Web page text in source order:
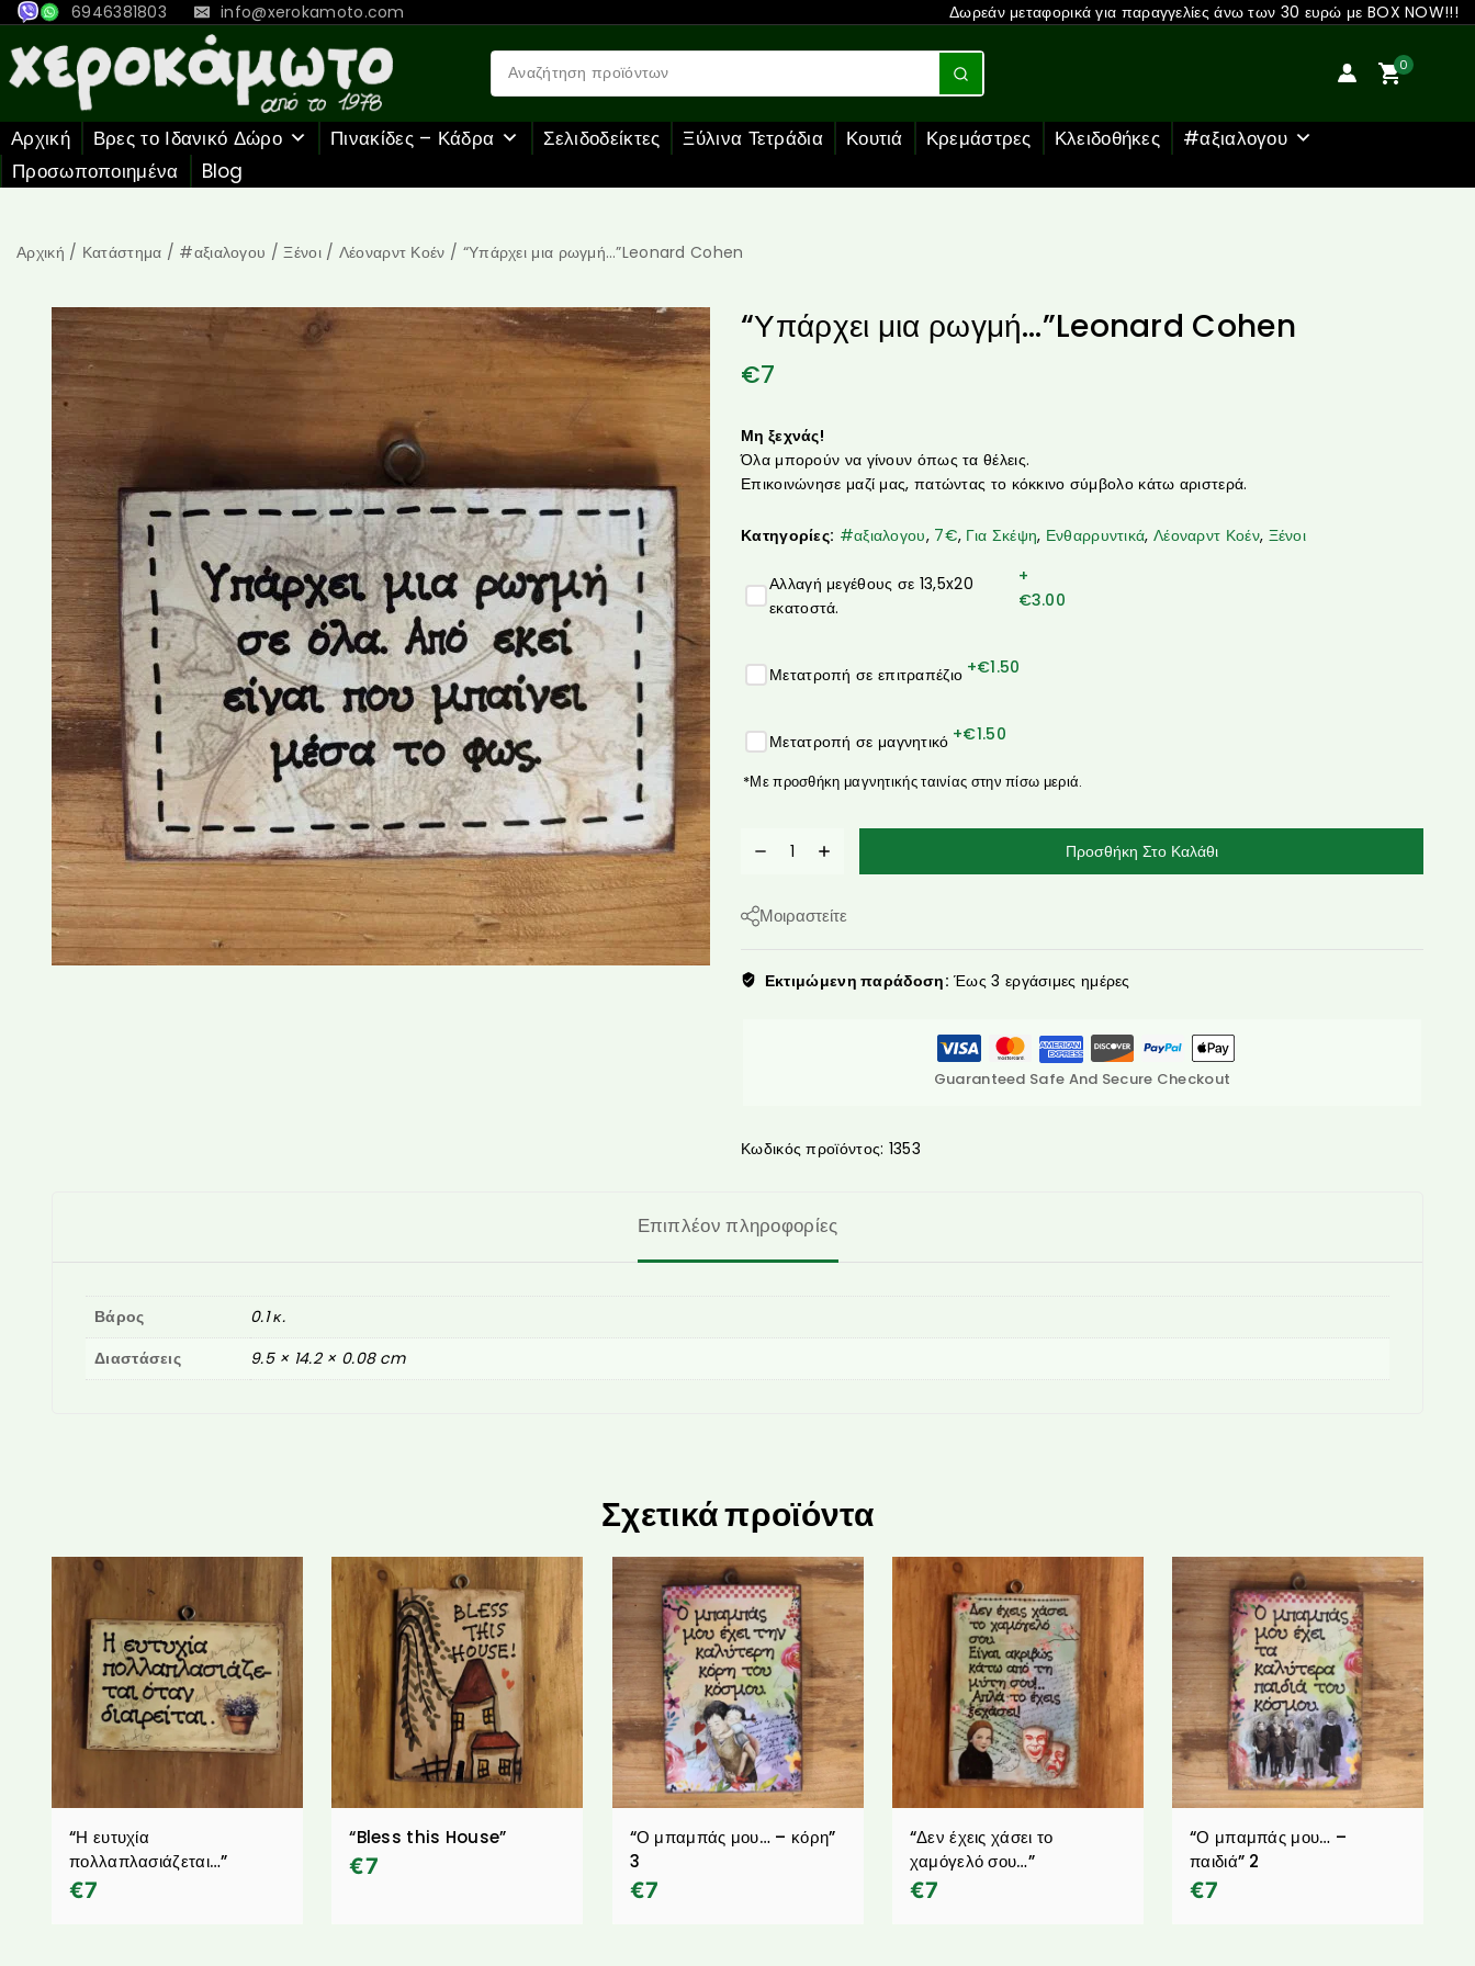
6946381803 info@xerokamoto.com Δωρεάν μεταφορικά για παραγγελίες άνω των 30 ευρώ με BOX NOW!!!
0
Αρχική Βρες το Ιδανικό Δώρο Πινακίδες – Κάδρα Σελιδοδείκτες Ξύλινα Τετράδια Κουτιά Κρεμάστρες Κλειδοθήκες
#αξιαλογου
Προσωποποιημένα
Blog
Αρχική / Κατάστημα / #αξιαλογου / Ξένοι / Λέοναρντ Κοέν / “Υπάρχει μια ρωγμή…”Leonard Cohen
“Υπάρχει μια ρωγμή…”Leonard Cohen
€7
Μη ξεχνάς!
Όλα μπορούν να γίνουν όπως τα θέλεις.
Επικοινώνησε μαζί μας, πατώντας το κόκκινο σύμβολο κάτω αριστερά.
Κατηγορίες: #αξιαλογου, 7€, Για Σκέψη, Ενθαρρυντικά, Λέοναρντ Κοέν, Ξένοι
Αλλαγή μεγέθους σε 13,5x20
εκατοστά.
+
€3.00
Μετατροπή σε επιτραπέζιο +€1.50
Μετατροπή σε μαγνητικό +€1.50
*Με προσθήκη μαγνητικής ταινίας στην πίσω μεριά.
Προσθήκη Στο Καλάθι
Μοιραστείτε
Εκτιμώμενη παράδοση: Έως 3 εργάσιμες ημέρες
Guaranteed Safe And Secure Checkout
Κωδικός προϊόντος: 1353
Επιπλέον πληροφορίες
Βάρος
0.1 κ.
Διαστάσεις
9.5 × 14.2 × 0.08 cm
Σχετικά προϊόντα
“Η ευτυχία
πολλαπλασιάζεται…”
€7
“Bless this House”
€7
“Ο μπαμπάς μου… – κόρη”
3
€7
“Δεν έχεις χάσει το
χαμόγελό σου…”
€7
“Ο μπαμπάς μου… –
παιδιά” 2
€7